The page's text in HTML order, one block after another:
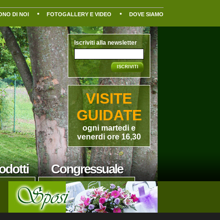
DI NOI FOTOGALLERY E VIDEO DOVE SIAMO
Iscriviti alla newsletter
ISCRIVITI
VISITE
GUIDATE
ogni martedie
venerdiore 16,30
una gamma
e di
officinali ed
Congressuale
Location, tranquilla, rilassante ed
immersa nel verde. Particolarmente
adatta ai meeting: favorisce la
concentrazione e l'apprendimento.